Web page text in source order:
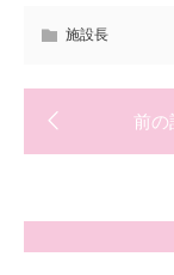
施設長